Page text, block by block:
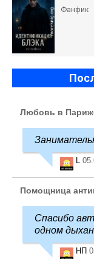
Фанфик
Любовь в
L
Помощница
Спасибо
одном
НП